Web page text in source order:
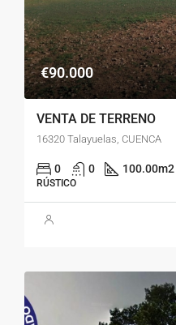
€90.000
VENTA DE TERRENO
16320 Talayuelas, CUENCA
0 0 100.00m2
RÚSTICO